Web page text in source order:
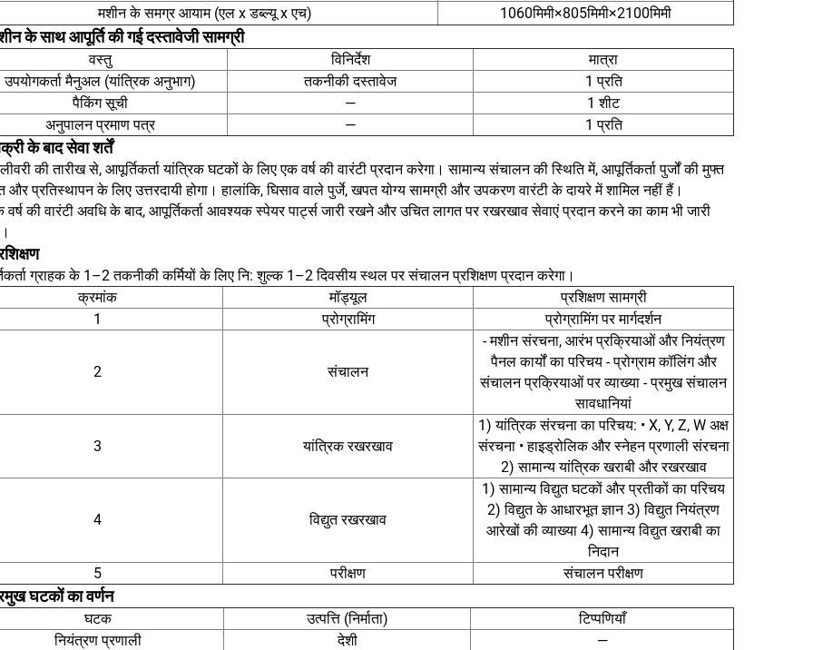
मशीन के समग्र आयाम (एल x डब्ल्यू x एच)
1060मिमी×805मिमी×2100मिमी
के साथ आपूर्ति की गई दस्तावेजी सामग्री
वस्तु विनिर्देश
मात्रा
उपयोगकर्ता मैनुअल (यांत्रिक अनुभाग)
तकनीकी दस्तावेज
1 प्रति
पैकिंग सूची
—
1 शीट
अनुपालन प्रमाण पत्र
— 1 प्रति
के बाद सेवा शर्तें
की तारीख से, आपूर्तिकर्ता यांत्रिक घटकों के लिए एक वर्ष की वारंटी प्रदान करेगा। सामान्य संचालन की स्थिति में, आपूर्तिकर्ता पुर्जों की मुफ्त
और प्रतिस्थापन के लिए उत्तरदायी होगा। हालांकि, घिसाव वाले पुर्जे, खपत योग्य सामग्री और उपकरण वारंटी के दायरे में शामिल नहीं हैं।
की वारंटी अवधि के बाद, आपूर्तिकर्ता आवश्यक स्पेयर पार्ट्स जारी रखने और उचित लागत पर रखरखाव सेवाएं प्रदान करने का काम भी जारी
ग्राहक के 1–2 तकनीकी कर्मियों के लिए नि: शुल्क 1–2 दिवसीय स्थल पर संचालन प्रशिक्षण प्रदान करेगा।
क्रमांक
मॉड्यूल
प्रशिक्षण सामग्री
1
प्रोग्रामिंग प्रोग्रामिंग पर मार्गदर्शन
2 संचालन
- मशीन संरचना, आरंभ प्रक्रियाओं और नियंत्रण
पैनल कार्यों का परिचय - प्रोग्राम कॉलिंग और
संचालन प्रक्रियाओं पर व्याख्या - प्रमुख संचालन
सावधानियां
3 यांत्रिक रखरखाव
1) यांत्रिक संरचना का परिचय: • X, Y, Z, W अक्ष
संरचना • हाइड्रोलिक और स्नेहन प्रणाली संरचना
2) सामान्य यांत्रिक खराबी और रखरखाव
4 विद्युत रखरखाव
1) सामान्य विद्युत घटकों और प्रतीकों का परिचय
2) विद्युत के आधारभूत ज्ञान 3) विद्युत नियंत्रण
आरेखों की व्याख्या 4) सामान्य विद्युत खराबी का
निदान
5
परीक्षण संचालन परीक्षण
घटकों का वर्णन
घटक उत्पत्ति (निर्माता)
टिप्पणियाँ
नियंत्रण प्रणाली
देशी
—